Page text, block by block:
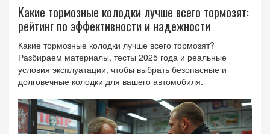
Какие тормозные колодки лучше всего тормозят:
рейтинг по эффективности и надежности
Какие тормозные колодки лучше всего тормозят?
Разбираем материалы, тесты 2025 года и реальные
условия эксплуатации, чтобы выбрать безопасные и
долговечные колодки для вашего автомобиля.